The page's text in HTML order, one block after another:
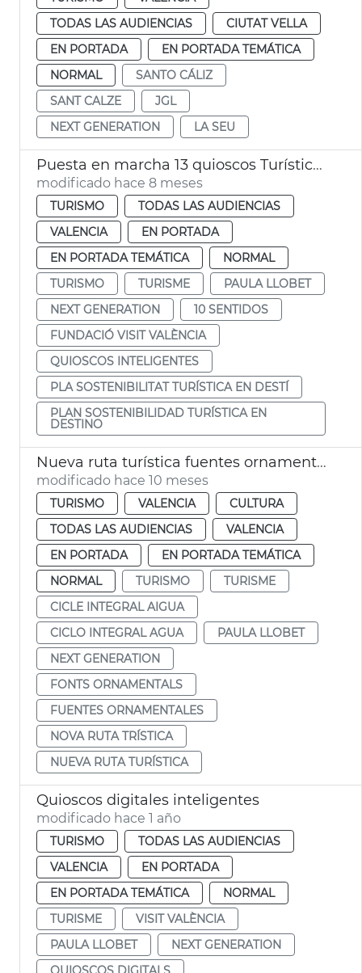
TODAS LAS AUDIENCIAS
CIUTAT VELLA
EN PORTADA
EN PORTADA TEMÁTICA
NORMAL
SANTO CÁLIZ
SANT CALZE
JGL
NEXT GENERATION
LA SEU
Puesta en marcha 13 quioscos Turísticos Inteligentes
modificado hace 8 meses
TURISMO
TODAS LAS AUDIENCIAS
VALENCIA
EN PORTADA
EN PORTADA TEMÁTICA
NORMAL
TURISMO
TURISME
PAULA LLOBET
NEXT GENERATION
10 SENTIDOS
FUNDACIÓ VISIT VALÈNCIA
QUIOSCOS INTELIGENTES
PLA SOSTENIBILITAT TURÍSTICA EN DESTÍ
PLAN SOSTENIBILIDAD TURÍSTICA EN
DESTINO
Nueva ruta turística fuentes ornamentales de Vlc
modificado hace 10 meses
TURISMO VALENCIA
CULTURA
TODAS LAS AUDIENCIAS
VALENCIA
EN PORTADA
EN PORTADA TEMÁTICA
NORMAL
TURISMO
TURISME
CICLE INTEGRAL AIGUA
CICLO INTEGRAL AGUA
PAULA LLOBET
NEXT GENERATION
FONTS ORNAMENTALS
FUENTES ORNAMENTALES
NOVA RUTA TRÍSTICA
NUEVA RUTA TURÍSTICA
Quioscos digitales inteligentes
modificado hace 1 año
TURISMO
TODAS LAS AUDIENCIAS
VALENCIA
EN PORTADA
EN PORTADA TEMÁTICA
NORMAL
TURISME
VISIT VALÈNCIA
PAULA LLOBET
NEXT GENERATION